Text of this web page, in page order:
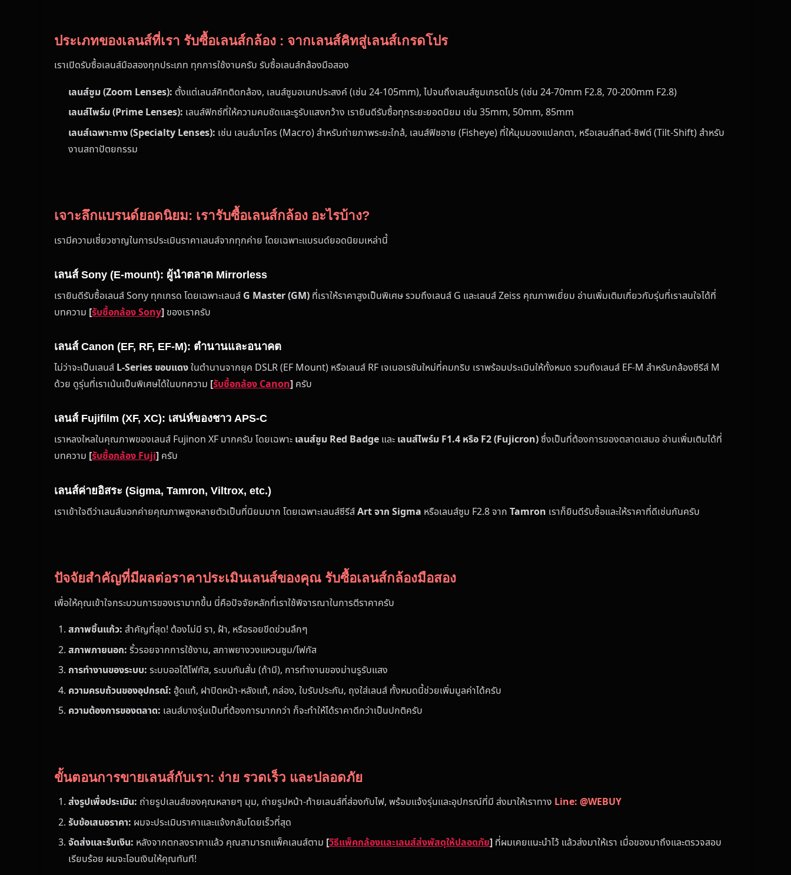
ประเภทของเลนส์ที่เรา รับซื้อเลนส์กล้อง : จากเลนส์คิทสู่เลนส์เกรดโปร
เราเปิดรับซื้อเลนส์มือสองทุกประเภท ทุกการใช้งานครับ รับซื้อเลนส์กล้องมือสอง
เลนส์ซูม (Zoom Lenses): ตั้งแต่เลนส์คิทติดกล้อง, เลนส์ซูมอเนกประสงค์ (เช่น 24-105mm), ไปจนถึงเลนส์ซูมเกรดโปร (เช่น 24-70mm F2.8, 70-200mm F2.8)
เลนส์ไพร์ม (Prime Lenses): เลนส์ฟิกซ์ที่ให้ความคมชัดและรูรับแสงกว้าง เรายินดีรับซื้อทุกระยะยอดนิยม เช่น 35mm, 50mm, 85mm
เลนส์เฉพาะทาง (Specialty Lenses): เช่น เลนส์มาโคร (Macro) สำหรับถ่ายภาพระยะใกล้, เลนส์ฟิชอาย (Fisheye) ที่ให้มุมมองแปลกตา, หรือเลนส์ทิลต์-ชิฟต์ (Tilt-Shift) สำหรับ
งานสถาปัตยกรรม
เจาะลึกแบรนด์ยอดนิยม: เรารับซื้อเลนส์กล้อง อะไรบ้าง?
เรามีความเชี่ยวชาญในการประเมินราคาเลนส์จากทุกค่าย โดยเฉพาะแบรนด์ยอดนิยมเหล่านี้
เลนส์ Sony (E-mount): ผู้นำตลาด Mirrorless
เรายินดีรับซื้อเลนส์ Sony ทุกเกรด โดยเฉพาะเลนส์ G Master (GM) ที่เราให้ราคาสูงเป็นพิเศษ รวมถึงเลนส์ G และเลนส์ Zeiss คุณภาพเยี่ยม อ่านเพิ่มเติมเกี่ยวกับรุ่นที่เราสนใจได้ที่
บทความ [รับซื้อกล้อง Sony] ของเราครับ
เลนส์ Canon (EF, RF, EF-M): ตำนานและอนาคต
ไม่ว่าจะเป็นเลนส์ L-Series ขอบแดงในตำนานจากยุค DSLR (EF Mount) หรือเลนส์ RF เจเนอเรชันใหม่ที่คมกริบ เราพร้อมประเมินให้ทั้งหมด รวมถึงเลนส์ EF-M สำหรับกล้องซีรีส์ M
ด้วย ดูรุ่นที่เราเน้นเป็นพิเศษได้ในบทความ [รับซื้อกล้อง Canon] ครับ
เลนส์ Fujifilm (XF, XC): เสน่ห์ของชาว APS-C
เราหลงใหลในคุณภาพของเลนส์ Fujinon XF มากครับ โดยเฉพาะ เลนส์ซูม Red Badge และ เลนส์ไพร์ม F1.4 หรือ F2 (Fujicron)ซึ่งเป็นที่ต้องการของตลาดเสมอ อ่านเพิ่มเติมได้ที่
บทความ [รับซื้อกล้อง Fuji] ครับ
เลนส์ค่ายอิสระ (Sigma, Tamron, Viltrox, etc.)
เราเข้าใจดีว่าเลนส์นอกค่ายคุณภาพสูงหลายตัวเป็นที่นิยมมาก โดยเฉพาะเลนส์ซีรีส์Art จาก Sigma หรือเลนส์ซูม F2.8 จาก Tamron เราก็ยินดีรับซื้อและให้ราคาที่ดีเช่นกันครับ
ปัจจัยสำคัญที่มีผลต่อราคาประเมินเลนส์ของคุณ รับซื้อเลนส์กล้องมือสอง
เพื่อให้คุณเข้าใจกระบวนการของเรามากขึ้น นี่คือปัจจัยหลักที่เราใช้พิจารณาในการตีราคาครับ
สภาพชิ้นแก้ว: สำคัญที่สุด! ต้องไม่มี รา, ฝ้า, หรือรอยขีดข่วนลึกๆ
สภาพภายนอก: ริ้วรอยจากการใช้งาน, สภาพยางวงแหวนซูม/โฟกัส
การทำงานของระบบ: ระบบออโต้โฟกัส, ระบบกันสั่น (ถ้ามี), การทำงานของม่านรูรับแสง
ความครบถ้วนของอุปกรณ์: ฮู้ดแท้, ฝาปิดหน้า-หลังแท้, กล่อง, ใบรับประกัน, ถุงใส่เลนส์ ทั้งหมดนี้ช่วยเพิ่มมูลค่าได้ครับ
ความต้องการของตลาด: เลนส์บางรุ่นเป็นที่ต้องการมากกว่า ก็จะทำให้ได้ราคาดีกว่าเป็นปกติครับ
ขั้นตอนการขายเลนส์กับเรา: ง่าย รวดเร็ว และปลอดภัย
ส่งรูปเพื่อประเมิน: ถ่ายรูปเลนส์ของคุณหลายๆ มุม, ถ่ายรูปหน้า-ท้ายเลนส์ที่ส่องกับไฟ, พร้อมแจ้งรุ่นและอุปกรณ์ที่มี ส่งมาให้เราทาง Line: @WEBUY
รับข้อเสนอราคา: ผมจะประเมินราคาและแจ้งกลับโดยเร็วที่สุด
จัดส่งและรับเงิน: หลังจากตกลงราคาแล้ว คุณสามารถแพ็คเลนส์ตาม [วิธีแพ็คกล้องและเลนส์ส่งพัสดุให้ปลอดภัย] ที่ผมเคยแนะนำไว้ แล้วส่งมาให้เรา เมื่อของมาถึงและตรวจสอบ
เรียบร้อย ผมจะโอนเงินให้คุณทันที!